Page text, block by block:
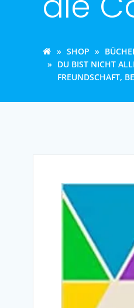
SHOP
DU BIST NICHT
REUNDSCHAFT,